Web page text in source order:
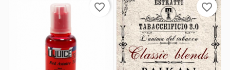
favorite_border favorite_border